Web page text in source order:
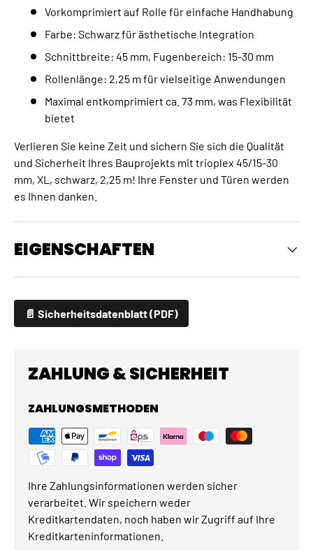
Vorkomprimiert auf Rolle für einfache Handhabung
Farbe: Schwarz für ästhetische Integration
Schnittbreite: 45 mm, Fugenbereich: 15-30 mm
Rollenlänge: 2,25 m für vielseitige Anwendungen
Maximal entkomprimiert ca. 73 mm, was Flexibilität
bietet
Verlieren Sie keine Zeit und sichern Sie sich die Qualität
und Sicherheit Ihres Bauprojekts mit trioplex 45/15-30
mm, XL, schwarz, 2,25 m! Ihre Fenster und Türen werden
es Ihnen danken.
EIGENSCHAFTEN
📄 Sicherheitsdatenblatt (PDF)
ZAHLUNG & SICHERHEIT
ZAHLUNGSMETHODEN
Ihre Zahlungsinformationen werden sicher
verarbeitet. Wir speichern weder
Kreditkartendaten, noch haben wir Zugriff auf Ihre
Kreditkarteninformationen.